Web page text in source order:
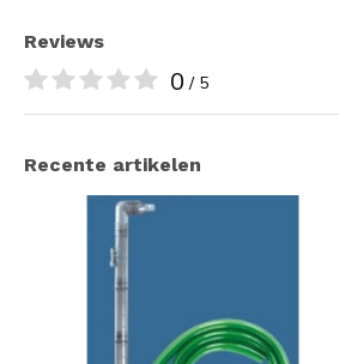
Reviews
0 / 5
Recente artikelen